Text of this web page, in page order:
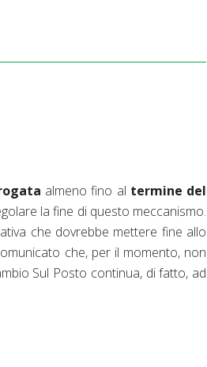
almeno fino al termine del
la fine di questo meccanismo.
che dovrebbe mettere fine allo
che, per il momento, non
Sul Posto continua, di fatto, ad